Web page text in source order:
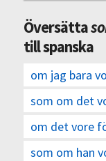
Översätta
till spanska
om jag bara
som om det
om det vore
som om han